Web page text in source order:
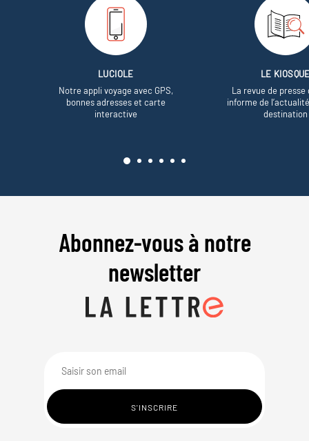
LUCIOLE
Notre appli voyage avec GPS,
bonnes adresses et carte
interactive
LE
La revue de presse
informe de
destination
Abonnez-vous à notre
newsletter